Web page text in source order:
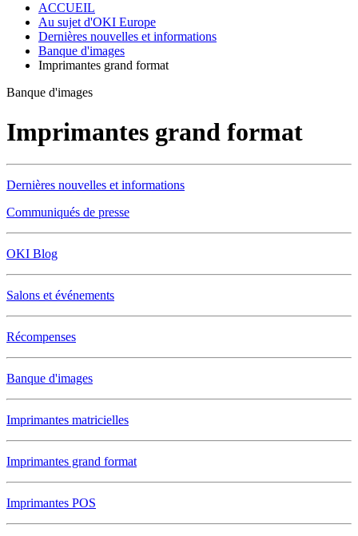
ACCUEIL
Au sujet d'OKI Europe
Dernières nouvelles et informations
Banque d'images
Imprimantes grand format
Banque d'images
Imprimantes grand format
Dernières nouvelles et informations
Communiqués de presse
OKI Blog
Salons et événements
Récompenses
Banque d'images
Imprimantes matricielles
Imprimantes grand format
Imprimantes POS